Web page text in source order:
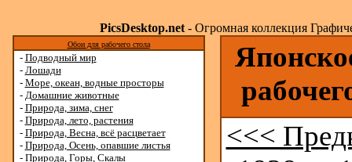
PicsDesktop.net- Огромная коллекция
Обои для рабочего стола
- Подводный мир
- Лошади
- Море, океан, водные просторы
- Домашние животные
- Природа, зима, снег
- Природа, лето, растения
- Природа, Весна, всё расцветает
- Природа, Осень, опавшие листья
- Природа, Горы, Скалы
<<<